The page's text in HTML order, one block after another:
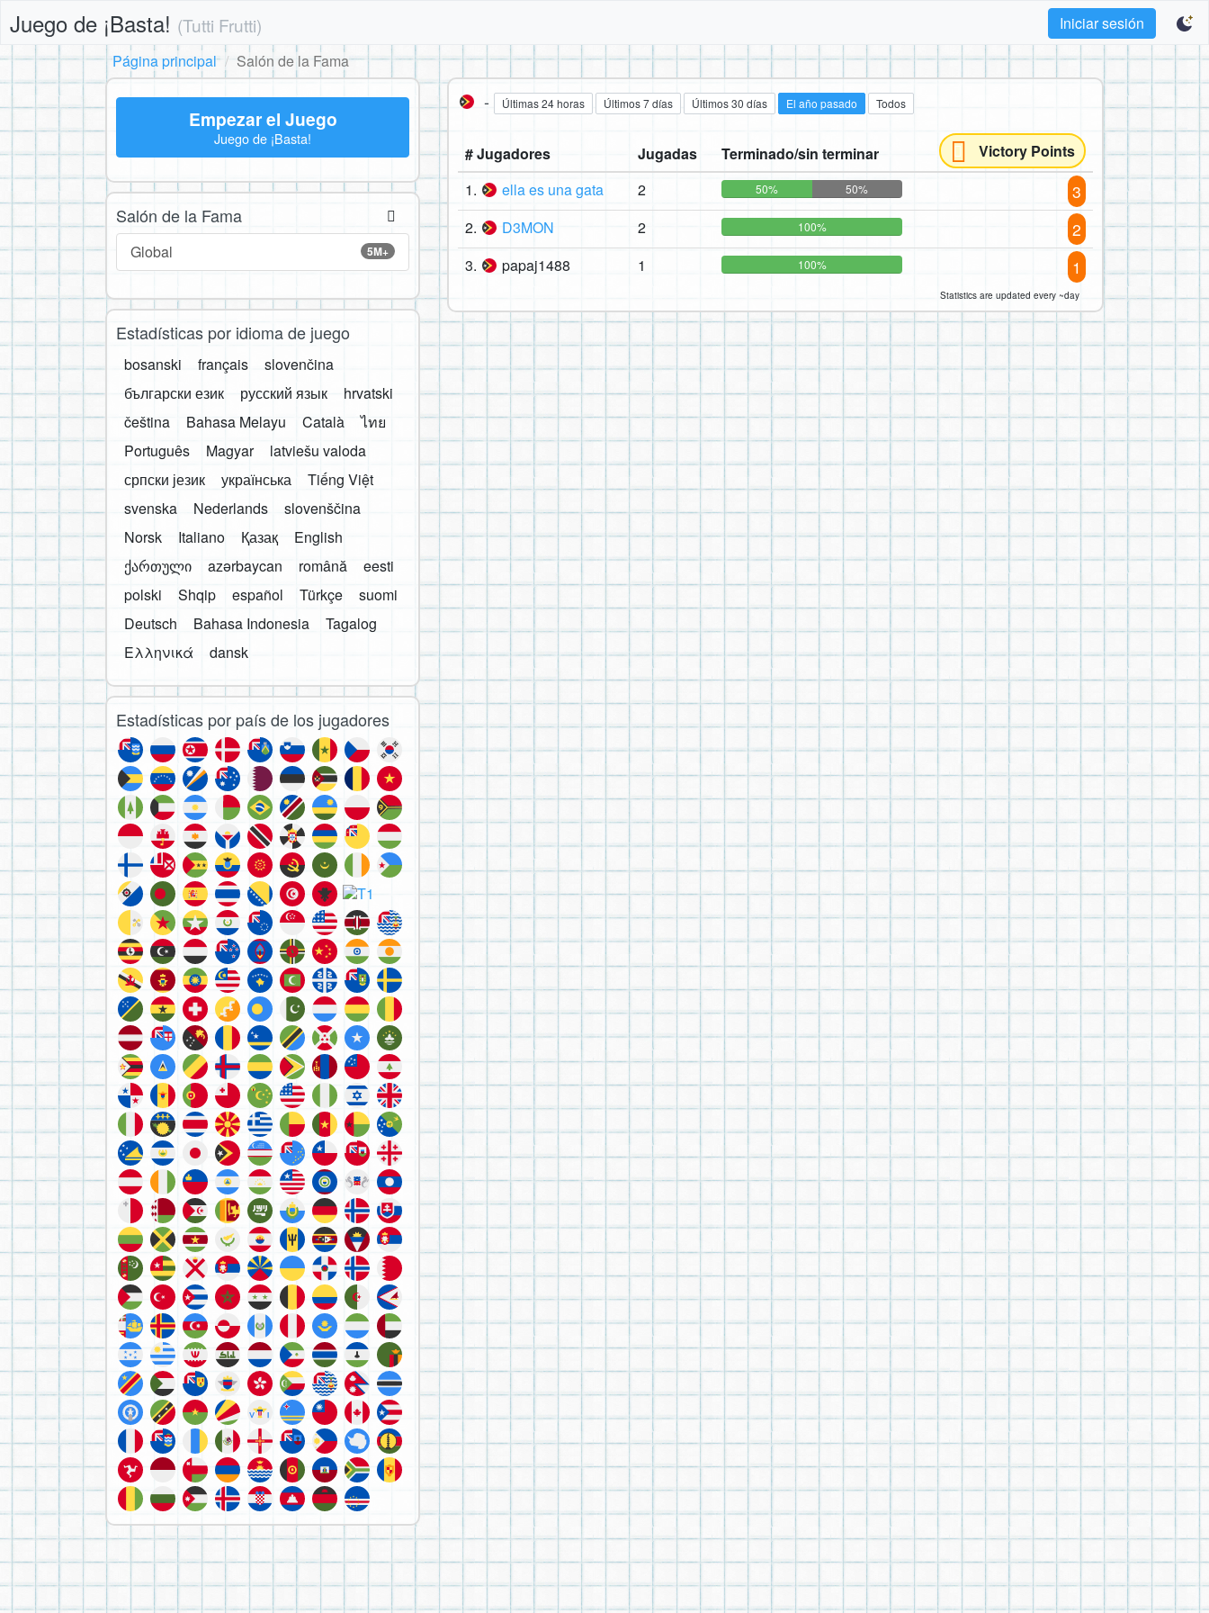
Juego de ¡Basta! (Tutti Frutti)
Iniciar sesión
Página principal
Salón de la Fama
- Últimas 24 horas Últimos 7 días Últimos 30 días El año pasado Todos
# Jugadores Jugadas Terminado/sin terminar
Victory Points
1.
ella es una gata 2 50% 50% 3
2. D3MON 2 100% 2
3. papaj1488 1 100% 1
Statistics are updated every ~day
Empezar el Juego
Juego de ¡Basta!
Salón de la Fama
5M+
Global
Estadísticas por idioma de juego
bosanski français
slovenčina
български език
русский язык
hrvatski
čeština
Bahasa Melayu Català
ไทย
Português
Magyar
latviešu valoda
српски језик
українська
Tiếng Việt
svenska
Nederlands
slovenščina
Norsk
Italiano Қазақ
English
ქართული
azərbaycan română
eesti
polski
Shqip español Türkçe
suomi
Deutsch
Bahasa Indonesia
Tagalog
Ελληνικά
dansk
Estadísticas por país de los jugadores